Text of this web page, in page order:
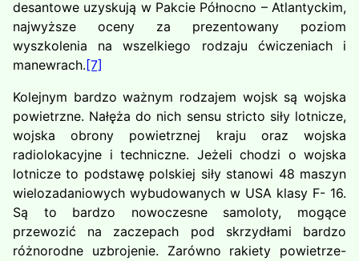
desantowe uzyskują w Pakcie Północno – Atlantyckim,
najwyższe oceny za prezentowany poziom
wyszkolenia na wszelkiego rodzaju ćwiczeniach i
manewrach. [7]
Kolejnym bardzo ważnym rodzajem wojsk są wojska
powietrzne. Nałęża do nich sensu stricto siły lotnicze,
wojska obrony powietrznej kraju oraz wojska
radiolokacyjne i techniczne. Jeżeli chodzi o wojska
lotnicze to podstawę polskiej siły stanowi 48 maszyn
wielozadaniowych wybudowanych w USA klasy F- 16.
Są to bardzo nowoczesne samoloty, mogące
przewozić na zaczepach pod skrzydłami bardzo
różnorodne uzbrojenie. Zarówno rakiety powietrze-